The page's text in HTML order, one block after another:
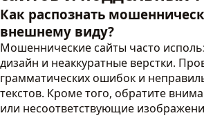
Как распознать
внешнему виду?
Мошеннические сайты часто
дизайн и неаккуратные верстки.
грамматических ошибок и
текстов. Кроме того, обратите
или несоответствующие